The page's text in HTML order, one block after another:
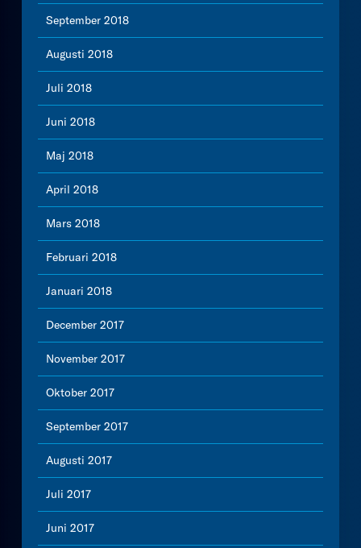
September 2018
Augusti 2018
Juli 2018
Juni 2018
Maj 2018
April 2018
Mars 2018
Februari 2018
Januari 2018
December 2017
November 2017
Oktober 2017
September 2017
Augusti 2017
Juli 2017
Juni 2017